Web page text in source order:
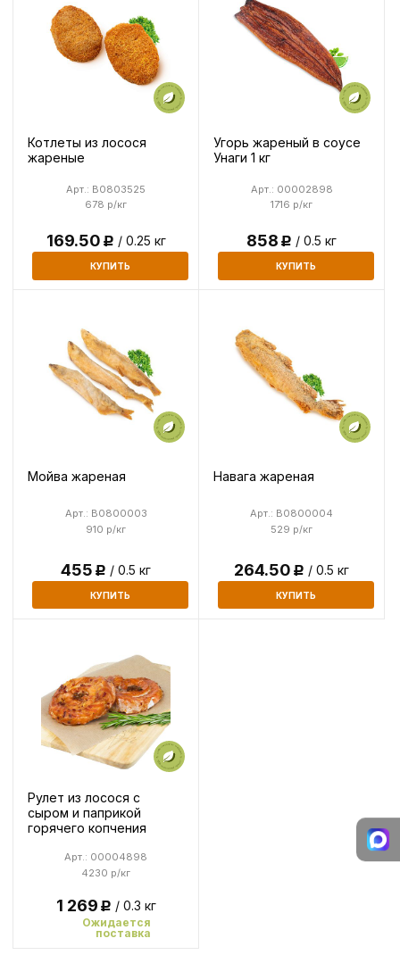
Котлеты из лосося
жареные
678 р/кг
Арт.: B0803525
169.50Р / 0.25 кг
КУПИТЬ
Угорь жареный в соусе
Унаги 1 кг
1716 р/кг
Арт.: 00002898
858Р / 0.5 кг
КУПИТЬ
Мойва жареная
910 р/кг
Арт.: B0800003
455Р / 0.5 кг
КУПИТЬ
Навага жареная
529 р/кг
Арт.: B0800004
264.50Р / 0.5 кг
КУПИТЬ
Рулет из лосося с
сыром и паприкой
горячего копчения
4230 р/кг
Арт.: 00004898
1 269Р / 0.3 кг
Ожидается
поставка